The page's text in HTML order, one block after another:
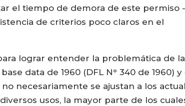
el tiempo de demora de este permiso
de criterios poco claros en el
lograr entender la problemática de la
data de 1960 (DFL N° 340 de 1960) y
necesariamente se ajustan a los
usos, la mayor parte de los